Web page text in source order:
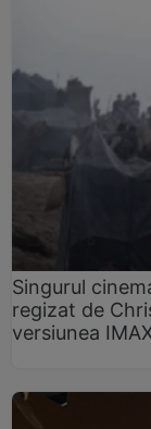
Singurul
regizat de
versiunea